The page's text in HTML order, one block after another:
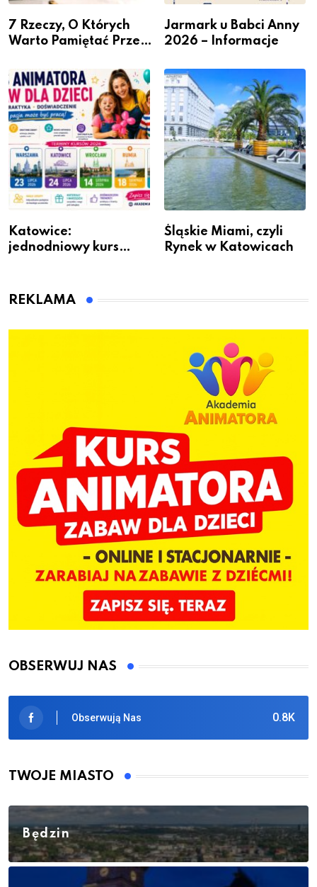
7 Rzeczy, O Których
Warto Pamiętać Przed
Jarmark u Babci Anny
2026 – Informacje
Katowice:
jednodniowy kurs
dzieci
Śląskie Miami, czyli
Rynek w Katowicach
REKLAMA
OBSERWUJ NAS
0.8K
Obserwują Nas
TWOJE MIASTO
Będzin